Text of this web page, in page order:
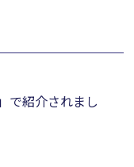
で紹介されまし